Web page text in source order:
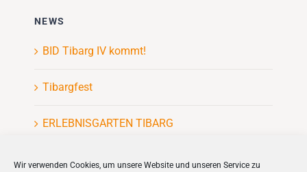
Wir verwenden Cookies, um unsere Website und unseren Service zu
NEWS
BID Tibarg IV kommt!
Tibargfest
ERLEBNISGARTEN TIBARG
Kinderflohmarkt